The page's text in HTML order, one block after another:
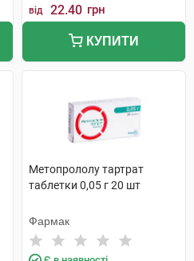
від 22.40 грн
КУПИТИ
Метопрололу тартрат
таблетки 0,05 г 20 шт
Фармак